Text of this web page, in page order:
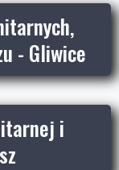
- Gliwice
i